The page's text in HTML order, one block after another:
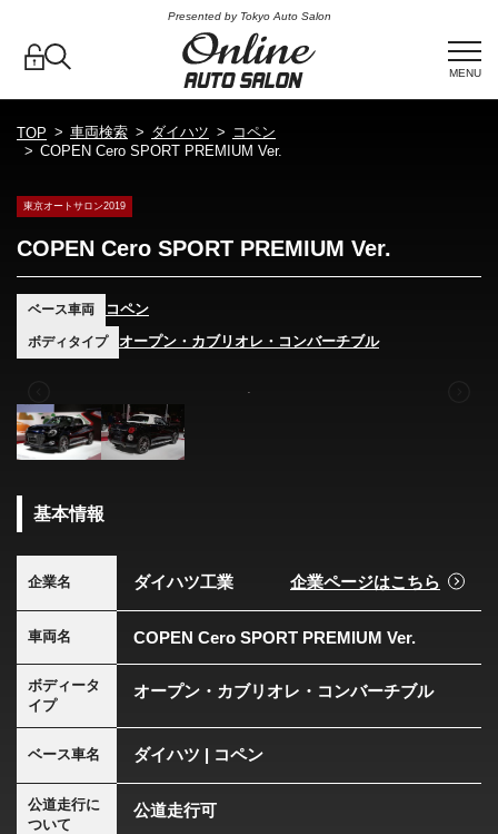
Presented by Tokyo Auto Salon
MENU
TOP 車両検索 ダイハツ
コペン
COPEN Cero SPORT PREMIUM Ver.
東京オートサロン2019
COPEN Cero SPORT PREMIUM Ver.
ベース車両 コペン
ボディタイプ オープン・カブリオレ・コンバーチブル
基本情報
企業名 ダイハツ工業 企業ページはこちら
車両名 COPEN Cero SPORT PREMIUM Ver.
ボディータ
イプ
オープン・カブリオレ・コンバーチブル
ベース車名 ダイハツ | コペン
公道走行に
ついて
公道走行可